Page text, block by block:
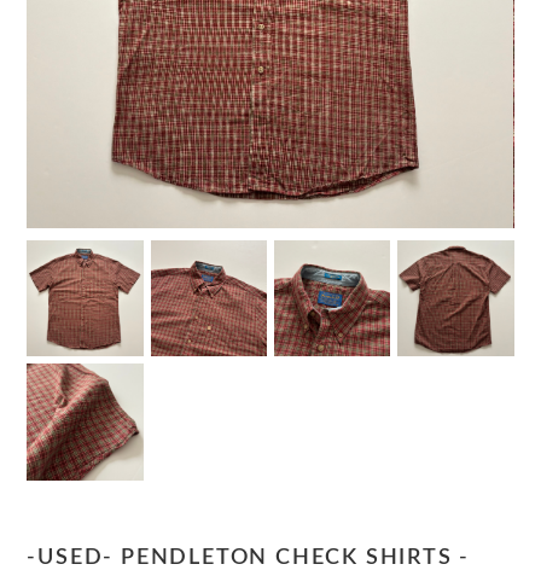
-USED- PENDLETON CHECK SHIRTS -